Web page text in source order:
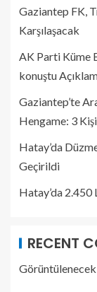
Gaziantep FK,
Karşılaşacak
AK Parti Küme
konuştu
Gaziantep’te
Hengame: 3
Hatay’da
Geçirildi
Hatay’da
RECENT